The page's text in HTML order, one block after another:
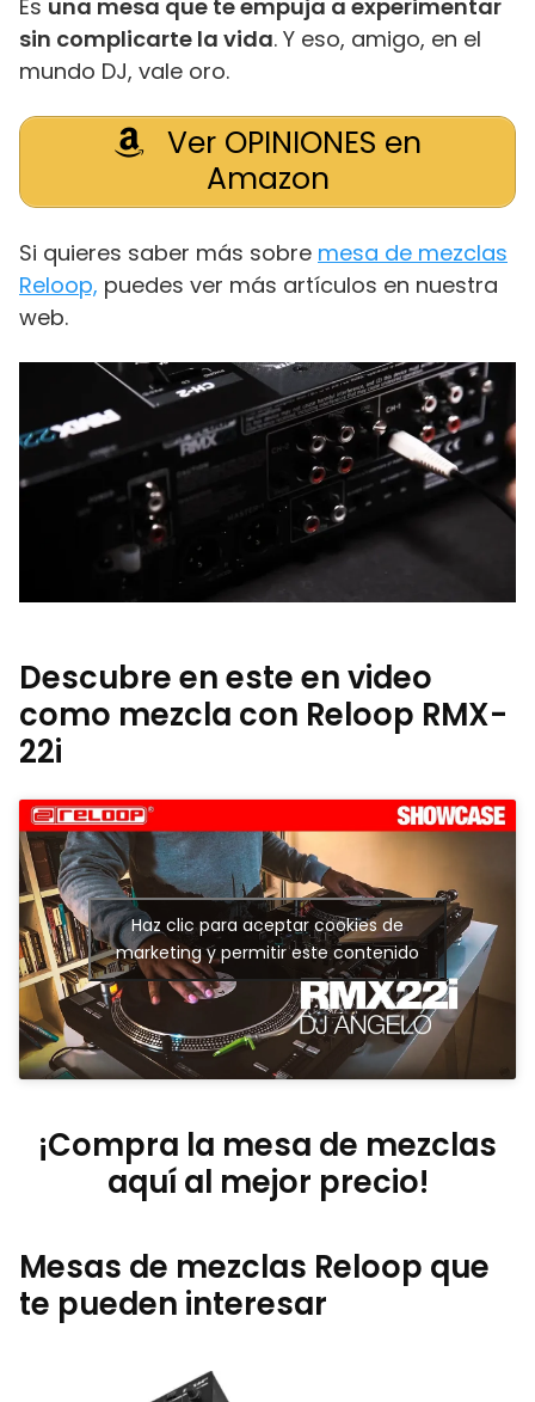
Es una mesa que te empuja a experimentar
sin complicarte la vida. Y eso, amigo, en el
mundo DJ, vale oro.
Ver OPINIONES en
Amazon
Si quieres saber más sobre mesa de mezclas
Reloop, puedes ver más artículos en nuestra
web.
Descubre en este en video
como mezcla con Reloop RMX-
22i
Haz clic para aceptar cookies de
marketing y permitir este contenido
¡Compra la mesa de mezclas
aquí al mejor precio!
Mesas de mezclas Reloop que
te pueden interesar